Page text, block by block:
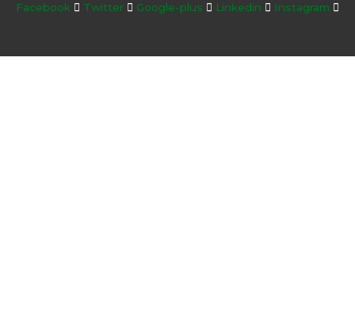
Facebook Twitter Google-plus Linkedin Instagram